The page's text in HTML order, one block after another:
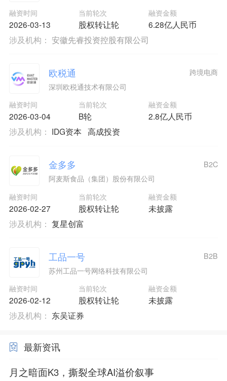
融资时间
2026-03-13
当前轮次
股权转让轮
融资金额
6.28亿人民币
涉及机构： 安徽先睿投资控股有限公司
欧税通
深圳欧税通技术有限公司
融资时间
2026-03-04
当前轮次
B轮
融资金额
2.8亿人民币
跨境电商
涉及机构： IDG资本 高成投资
金多多
阿麦斯食品（集团）股份有限公司
融资时间
2026-02-27
当前轮次
股权转让轮
融资金额
未披露
B2C
涉及机构： 复星创富
工品一号
苏州工品一号网络科技有限公司
融资时间
2026-02-12
当前轮次
股权转让轮
融资金额
未披露
B2B
涉及机构： 东吴证券
最新资讯
月之暗面K3，撕裂全球AI溢价叙事